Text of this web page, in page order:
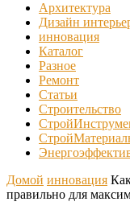
Архитектура
Дизайн
инновация
Каталог
Разное
Ремонт
Статьи
Строительство
Домой инновация
правильно для